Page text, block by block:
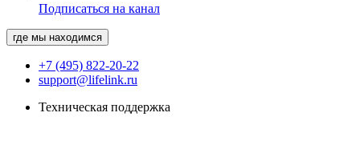
Подписаться на канал
где мы находимся
+7 (495) 822-20-22
support@lifelink.ru
Техническая поддержка